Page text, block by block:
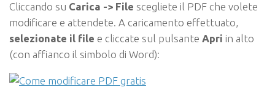
Cliccando su Carica -> File scegliete il PDF che volete
modificare e attendete. A caricamento effettuato,
selezionate il file e cliccate sul pulsante Apri in alto
(con affianco il simbolo di Word):